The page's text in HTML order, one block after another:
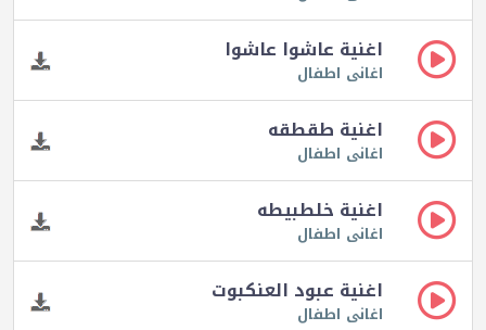
اغنية عاشوا عاشوا
اغانى اطفال
اغنية طقطقه
اغانى اطفال
اغنية خلطبيطه
اغانى اطفال
اغنية عبود العنكبوت
اغانى اطفال